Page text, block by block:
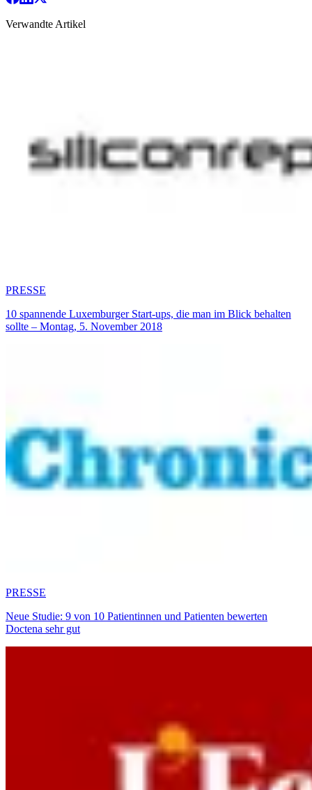
Verwandte Artikel
PRESSE
10 spannende Luxemburger Start-ups, die man im Blick behalten
sollte – Montag, 5. November 2018
PRESSE
Neue Studie: 9 von 10 Patientinnen und Patienten bewerten
Doctena sehr gut